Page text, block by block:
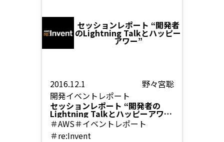
セッションレポート “開発者
のLightning Talkとハッピー
アワー”
2016.12.1
野々宮聡
開発イベントレポート
セッションレポート “開発者の
Lightning Talkとハッピーアワ
ー”
＃AWS＃イベントレポート
＃re:Invent